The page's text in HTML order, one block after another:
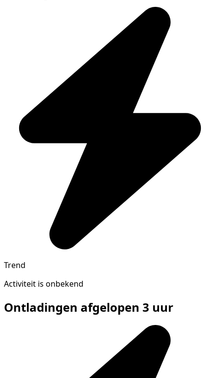
Trend
Activiteit is onbekend
Ontladingen afgelopen 3 uur